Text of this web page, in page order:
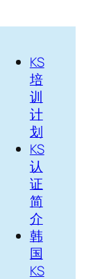
KS
培
训
计
划
KS
认
证
简
介
韩
国
KS